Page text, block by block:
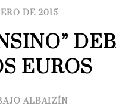
DE 2015
EUROS
ALBAIZÍN